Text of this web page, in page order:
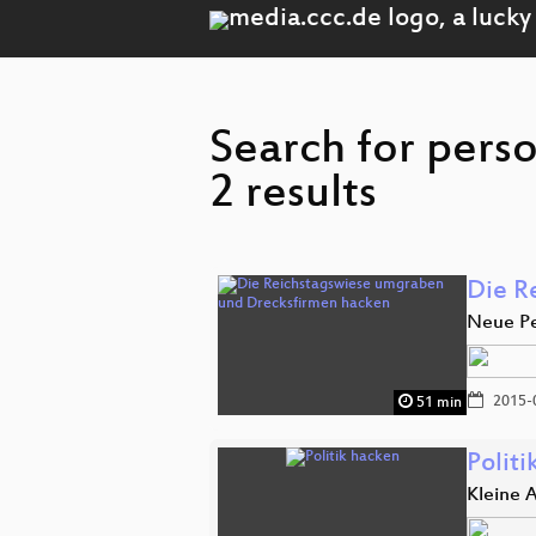
Search for
2 results
51 min
Die
Neue
2015-
Kleine